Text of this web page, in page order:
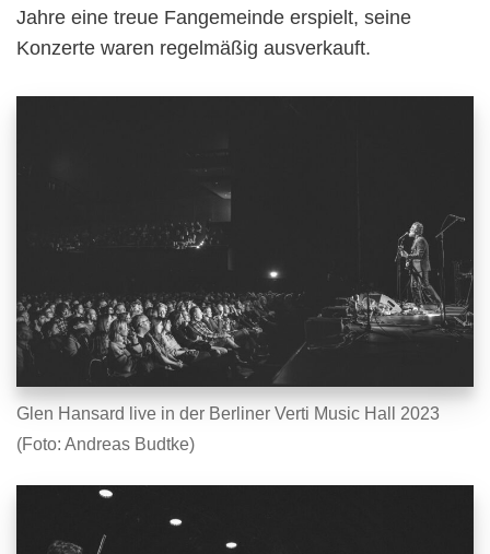
Jahre eine treue Fangemeinde erspielt, seine
Konzerte waren regelmäßig ausverkauft.
Glen Hansard live in der Berliner Verti Music Hall 2023
(Foto: Andreas Budtke)